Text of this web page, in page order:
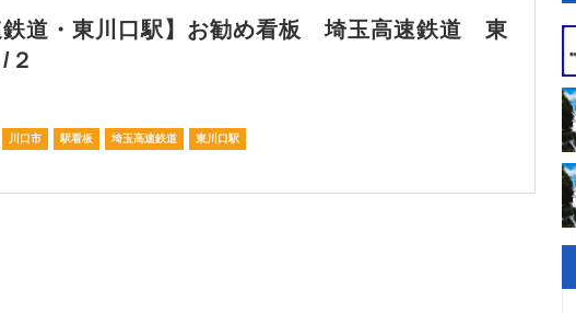
鉄道・東川口駅】お勧め看板 埼玉高速鉄道 東
川口市 駅看板 埼玉高速鉄道 東川口駅